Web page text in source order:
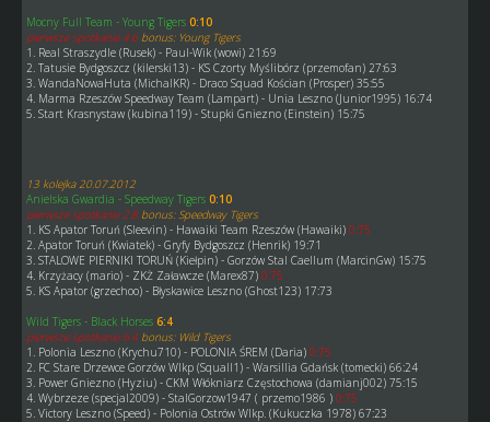
Mocny Full Team - Young Tigers 0:10
pierwsze spotkanie 4:6 bonus: Young Tigers
1. Real Straszydle (Rusek) - Paul-Wik (wowi) 21:69
2. Tatusie Bydgoszcz (kilerski13) - KS Czorty Myślibórz (przemofan) 27:63
3. WandaNowaHuta (MichalKR) - Draco Squad Kościan (Prosper) 35:55
4. Marma Rzeszów Speedway Team (Lampart) - Unia Leszno (Junior1995) 16:74
5. Start Krasnystaw (kubina119) - Stupki Gniezno (Einstein) 15:75
13 kolejka 20.07.2012
Anielska Gwardia - Speedway Tigers 0:10
pierwsze spotkanie 2:8 bonus: Speedway Tigers
1. KS Apator Toruń (Sleevin) - Hawaiki Team Rzeszów (Hawaiki) 0:75
2. Apator Toruń (Kwiatek) - Gryfy Bydgoszcz (Henrik) 19:71
3. STALOWE PIERNIKI TORUŃ (Kiełpin) - Gorzów Stal Caellum (MarcinGw) 15:75
4. Krzyżacy (mario) - ZKŻ Załawcze (Marex87) 0:75
5. KS Apator (grzechoo) - Błyskawice Leszno (Ghost123) 17:73
Wild Tigers - Black Horses 6:4
pierwsze spotkanie 6:4 bonus: Wild Tigers
1. Polonia Leszno (Krychu710) - POLONIA ŚREM (Daria) 0:75
2. FC Stare Drzewce Gorzów Wlkp (Squall1) - Warsillia Gdańsk (tomecki) 66:24
3. Power Gniezno (Hyziu) - CKM Włókniarz Częstochowa (damianj002) 75:15
4. Wybrzeze (specjal2009) - StalGorzow1947 ( przemo1986 ) 0:75
5. Victory Leszno (Speed) - Polonia Ostrów Wlkp. (Kukuczka 1978) 67:23